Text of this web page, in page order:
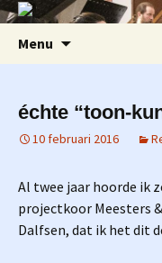
Menu
échte “toon-
10 februari 2016
Al twee jaar hoorde ik
projectkoor Meesters
Dalfsen, dat ik het dit